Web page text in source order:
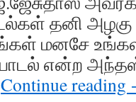
தனி
மனசே
பாடல் என்ற
Continue reading